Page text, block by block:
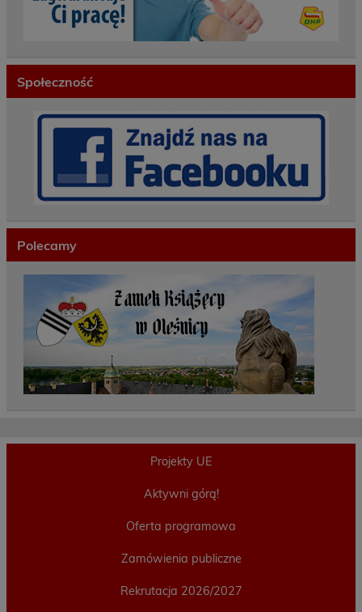
Społeczność
Polecamy
Projekty UE
Aktywni górą!
Oferta programowa
Zamówienia publiczne
Rekrutacja 2026/2027